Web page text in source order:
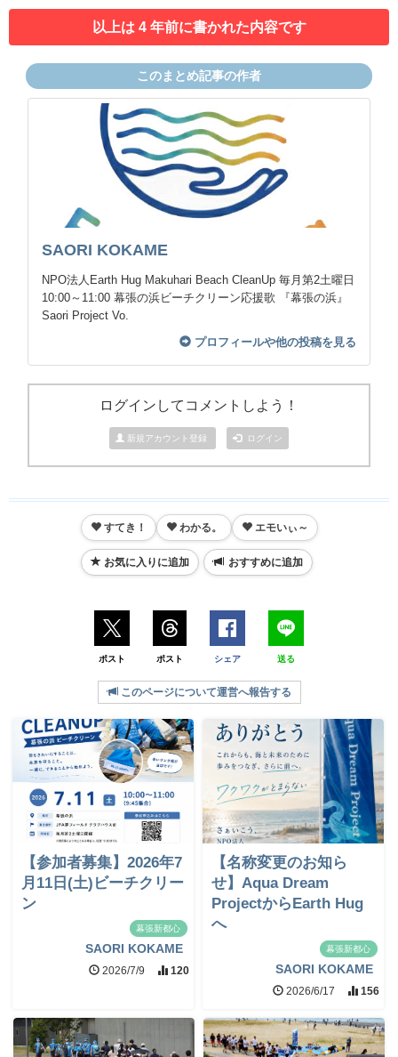
以上は 4 年前に書かれた内容です
このまとめ記事の作者
SAORI KOKAME
NPO法人Earth Hug Makuhari Beach CleanUp 毎月第2土曜日
10:00～11:00 幕張の浜ビーチクリーン応援歌 『幕張の浜』
Saori Project Vo.
プロフィールや他の投稿を見る
ログインしてコメントしよう！
新規アカウント登録 ログイン
すてき！ わかる。 エモいぃ～
お気に入りに追加 おすすめに追加
ポスト ポスト シェア 送る
このページについて運営へ報告する
【参加者募集】2026年7
月11日(土)ビーチクリー
ン
幕張新都心
SAORI KOKAME
2026/7/9 120
【名称変更のお知ら
せ】Aqua Dream
ProjectからEarth Hug
へ
幕張新都心
SAORI KOKAME
2026/6/17 156